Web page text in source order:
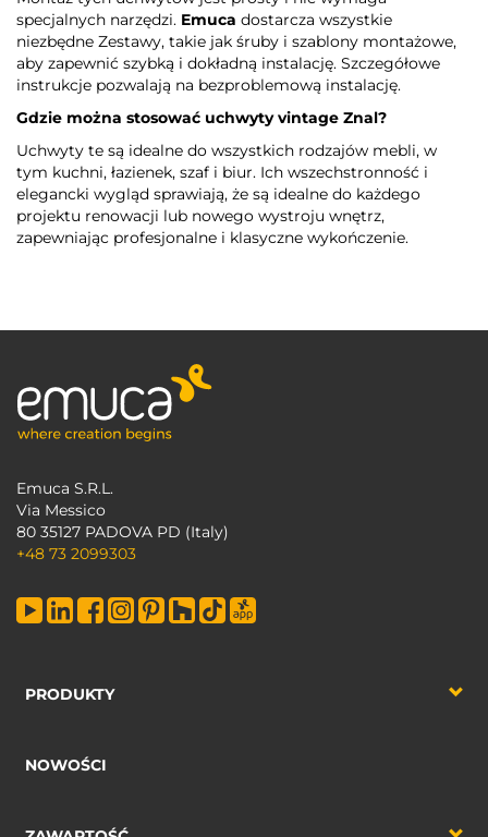
specjalnych narzędzi. Emuca dostarcza wszystkie
niezbędne Zestawy, takie jak śruby i szablony montażowe,
aby zapewnić szybką i dokładną instalację. Szczegółowe
instrukcje pozwalają na bezproblemową instalację.
Gdzie można stosować uchwyty vintage Znal?
Uchwyty te są idealne do wszystkich rodzajów mebli, w
tym kuchni, łazienek, szaf i biur. Ich wszechstronność i
elegancki wygląd sprawiają, że są idealne do każdego
projektu renowacji lub nowego wystroju wnętrz,
zapewniając profesjonalne i klasyczne wykończenie.
Emuca S.R.L.
Via Messico
80 35127 PADOVA PD (Italy)
+48 73 2099303
PRODUKTY
NOWOŚCI